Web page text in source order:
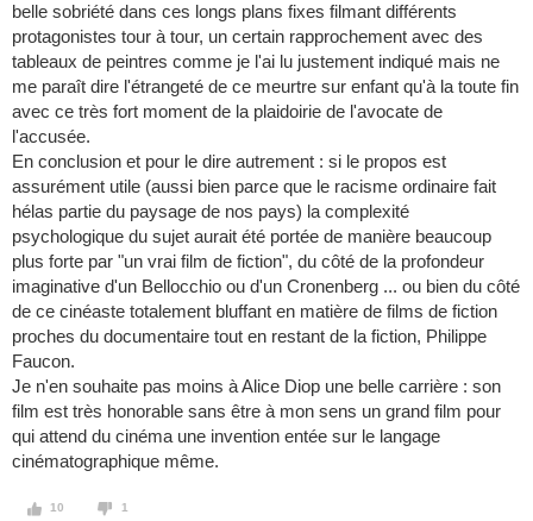
belle sobriété dans ces longs plans fixes filmant différents
protagonistes tour à tour, un certain rapprochement avec des
tableaux de peintres comme je l'ai lu justement indiqué mais ne
me paraît dire l'étrangeté de ce meurtre sur enfant qu'à la toute fin
avec ce très fort moment de la plaidoirie de l'avocate de
l'accusée.
En conclusion et pour le dire autrement : si le propos est
assurément utile (aussi bien parce que le racisme ordinaire fait
hélas partie du paysage de nos pays) la complexité
psychologique du sujet aurait été portée de manière beaucoup
plus forte par "un vrai film de fiction", du côté de la profondeur
imaginative d'un Bellocchio ou d'un Cronenberg ... ou bien du côté
de ce cinéaste totalement bluffant en matière de films de fiction
proches du documentaire tout en restant de la fiction, Philippe
Faucon.
Je n'en souhaite pas moins à Alice Diop une belle carrière : son
film est très honorable sans être à mon sens un grand film pour
qui attend du cinéma une invention entée sur le langage
cinématographique même.
10 1